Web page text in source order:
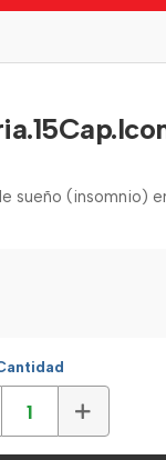
sueño (insomnio)